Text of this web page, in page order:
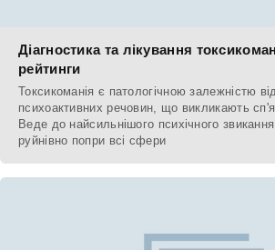
Діагностика та лікування
рейтинги
Токсикоманія є патологічною залежністю
психоактивних речовин, що викликають
Веде до найсильнішого психічного звикання
руйнівно попри всі сфери